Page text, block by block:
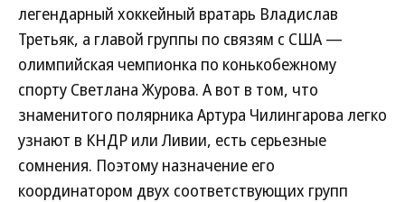
легендарный хоккейный вратарь Владислав
Третьяк, а главой группы по связям с США —
олимпийская чемпионка по конькобежному
спорту Светлана Журова. А вот в том, что
знаменитого полярника Артура Чилингарова легко
узнают в КНДР или Ливии, есть серьезные
сомнения. Поэтому назначение его
координатором двух соответствующих групп